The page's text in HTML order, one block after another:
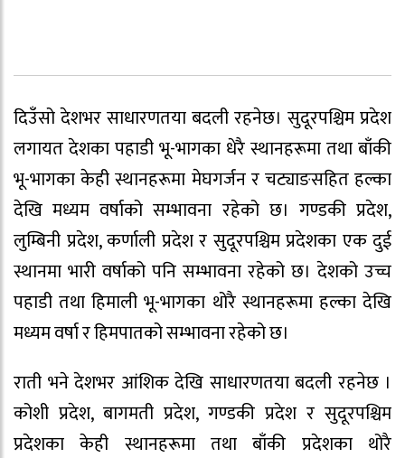
दिउँसो देशभर साधारणतया बदली रहनेछ। सुदूरपश्चिम प्रदेश
लगायत देशका पहाडी भू-भागका धेरै स्थानहरूमा तथा बाँकी
भू-भागका केही स्थानहरूमा मेघगर्जन र चट्याङसहित हल्का
देखि मध्यम वर्षाको सम्भावना रहेको छ। गण्डकी प्रदेश,
लुम्बिनी प्रदेश, कर्णाली प्रदेश र सुदूरपश्चिम प्रदेशका एक दुई
स्थानमा भारी वर्षाको पनि सम्भावना रहेको छ। देशको उच्च
पहाडी तथा हिमाली भू-भागका थोरै स्थानहरूमा हल्का देखि
मध्यम वर्षा र हिमपातको सम्भावना रहेको छ।
राती भने देशभर आंशिक देखि साधारणतया बदली रहनेछ ।
कोशी प्रदेश, बागमती प्रदेश, गण्डकी प्रदेश र सुदूरपश्चिम
प्रदेशका केही स्थानहरूमा तथा बाँकी प्रदेशका थोरै